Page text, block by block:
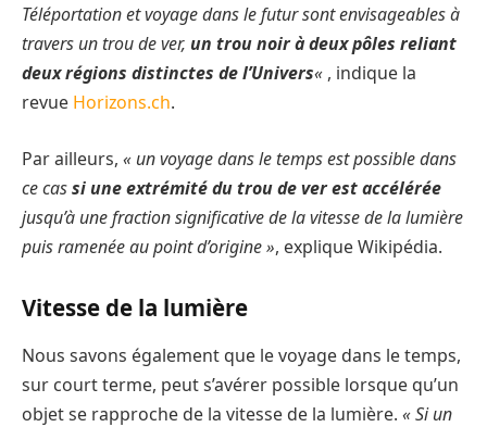
Téléportation et voyage dans le futur sont envisageables à
travers un trou de ver, un trou noir à deux pôles reliant
deux régions distinctes de l’Univers« , indique la
revue Horizons.ch.
Par ailleurs, « un voyage dans le temps est possible dans
ce cassi une extrémité du trou de ver est accélérée
jusqu’à une fraction significative de la vitesse de la lumière
puis ramenée au point d’origine », explique Wikipédia.
Vitesse de la lumière
Nous savons également que le voyage dans le temps,
sur court terme, peut s’avérer possible lorsque qu’un
objet se rapproche de la vitesse de la lumière. « Si un